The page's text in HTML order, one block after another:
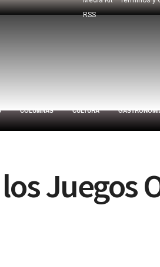
RSS
COLUMNAS CULTURA
Juegos